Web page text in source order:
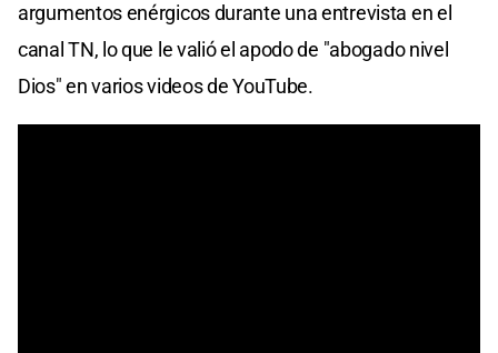
argumentos enérgicos durante una entrevista en el
canal TN, lo que le valió el apodo de "abogado nivel
Dios" en varios videos de YouTube.